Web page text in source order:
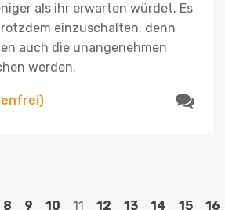
als ihr erwarten würdet. Es
einzuschalten, denn
auch die unangenehmen
werden.
8 9 10 11 12 13 14 15 16